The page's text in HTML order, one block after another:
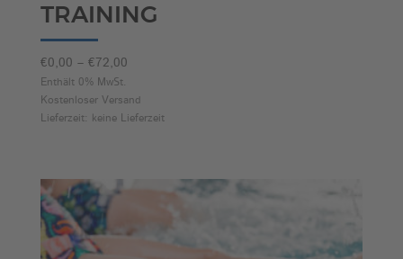
TRAINING
€0,00 – € 72,00Preisspanne:
bis
€72,00
Enthält 0% MwSt.
Kostenloser Versand
Lieferzeit: keine Lieferzeit